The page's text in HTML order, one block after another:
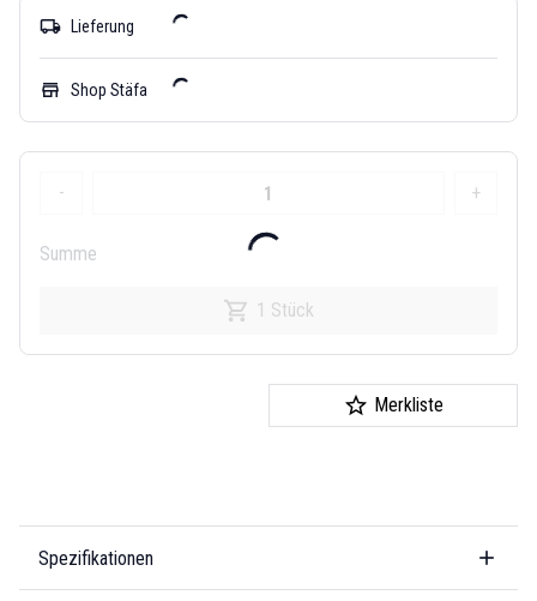
local_shipping Lieferung
store Shop Stäfa
- +
Summe
1 Stück
Merkliste
Spezifikationen